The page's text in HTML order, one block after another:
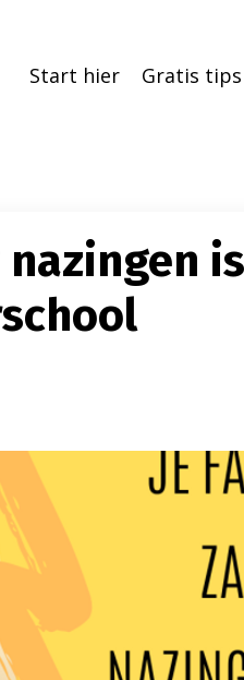
Start hier Gratis